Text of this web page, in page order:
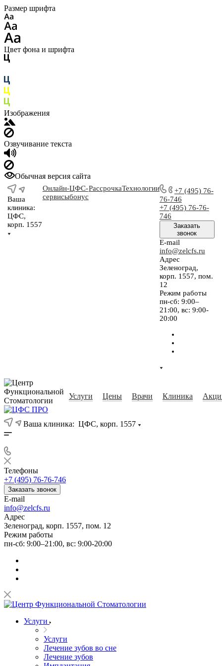
Размер шрифта
Цвет фона и шрифта
Изображения
Озвучивание текста
Обычная версия сайта
Ваша
клиника:
ЦФС,
корп. 1557
Онлайн-
сервисы
ЦФС-
бонус
РассрочкаТехнологии
+7 (495) 76-
76-746
+7 (495) 76-76-
746
Заказать
звонок
E-mail
info@zelcfs.ru
Адрес
Зеленоград,
корп. 1557, пом.
12
Режим работы
пн-сб: 9:00–
21:00, вс: 9:00-
20:00
Услуги Цены Врачи Клиника
Ваша клиника: ЦФС, корп. 1557
Телефоны
+7 (495) 76-76-746
Заказать звонок
E-mail
info@zelcfs.ru
Адрес
Зеленоград, корп. 1557, пом. 12
Режим работы
пн-сб: 9:00–21:00, вс: 9:00-20:00
Услуги
Услуги
Лечение зубов во сне
Лечение зубов